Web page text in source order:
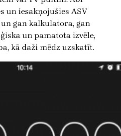
iesakņojušies ASV
gan kalkulatora, gan
un pamatota izvēle,
kā daži mēdz uzskatīt.